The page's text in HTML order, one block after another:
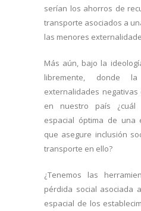
serían los ahorros de
transporte asociados a
las menores
Más aún, bajo la
libremente, donde
externalidades
en nuestro país ¿cuál
espacial óptima de una
que asegure inclusión
transporte en ello?
¿Tenemos las
pérdida social asociada
espacial de los